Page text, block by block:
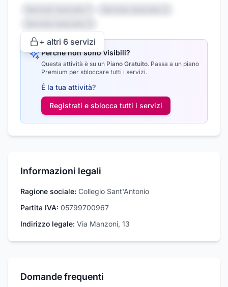
+ altri 6 servizi
Perché non sono visibili?
Questa attività è su un Piano Gratuito. Passa a un piano
Premium per sbloccare tutti i servizi.
È la tua attività?
Registrati e sblocca tutti i servizi
Informazioni legali
Ragione sociale: Collegio Sant'Antonio
Partita IVA: 05799700967
Indirizzo legale: Via Manzoni, 13
Domande frequenti